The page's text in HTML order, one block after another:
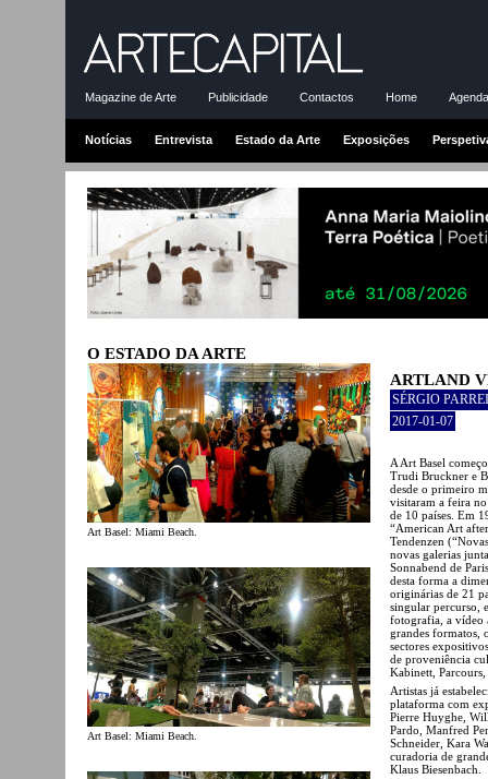
Magazine de Arte Publicidade Contactos Home
Notícias Entrevista Estado da Arte Exposições
O ESTADO DA ARTE
Art Basel: Miami Beach.
Art Basel: Miami Beach.
ARTLAND
SÉRGIO
2017-01-07
A Art Basel
Trudi Bruckner e
desde o primeiro
visitaram a feira
de 10 países. Em
“American Art
Tendenzen
novas galerias
Sonnabend de
desta forma a
originárias de 21
singular percurso,
fotografia, a vídeo
grandes formatos,
sectores
de proveniência
Kabinett,
Artistas já
plataforma com
Pierre Huyghe,
Pardo, Manfred
Schneider, Kara
curadoria de
Klaus Biesenbach.